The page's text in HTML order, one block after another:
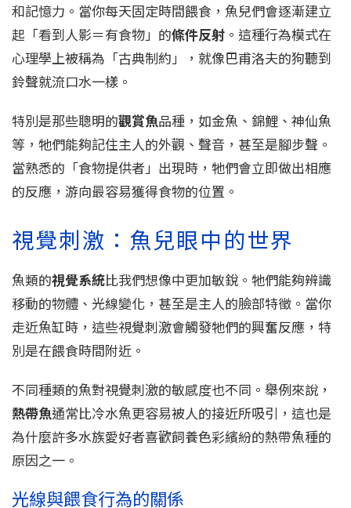
和記憶力。當你每天固定時間餵食，魚兒們會逐漸建立
起「看到人影＝有食物」的條件反射 。這種行為模式在
心理學上被稱為「古典制約」，就像巴甫洛夫的狗聽到
鈴聲就流口水一樣。
特別是那些聰明的觀賞魚品種，如金魚、錦鯉、神仙魚
等，牠們能夠記住主人的外觀、聲音，甚至是腳步聲。
當熟悉的「食物提供者」出現時，牠們會立即做出相應
的反應，游向最容易獲得食物的位置。
視覺刺激：魚兒眼中的世界
魚類的視覺系統比我們想像中更加敏銳。牠們能夠辨識
移動的物體、光線變化，甚至是主人的臉部特徵。當你
走近魚缸時，這些視覺刺激會觸發牠們的興奮反應，特
別是在餵食時間附近。
不同種類的魚對視覺刺激的敏感度也不同。舉例來說，
熱帶魚通常比冷水魚更容易被人的接近所吸引，這也是
為什麼許多水族愛好者喜歡飼養色彩繽紛的熱帶魚種的
原因之一。
光線與餵食行為的關係